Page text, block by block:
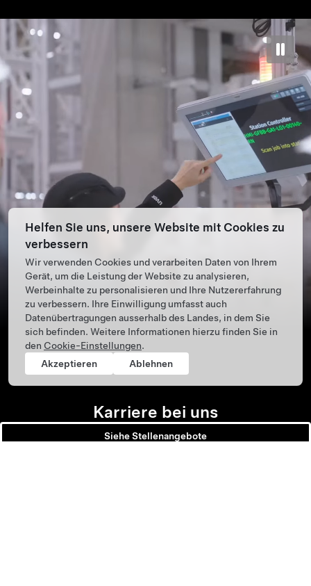
Karriere bei uns
Siehe Stellenangebote
Helfen Sie uns, unsere Website mit Cookies zu
verbessern
Wir verwenden Cookies und verarbeiten Daten von Ihrem
Gerät, um die Leistung der Website zu analysieren,
Werbeinhalte zu personalisieren und Ihre Nutzererfahrung
zu verbessern. Ihre Einwilligung umfasst auch
Datenübertragungen ausserhalb des Landes, in dem Sie
sich befinden. Weitere Informationen hierzu finden Sie in
den Cookie-Einstellungen.
Akzeptieren
Ablehnen